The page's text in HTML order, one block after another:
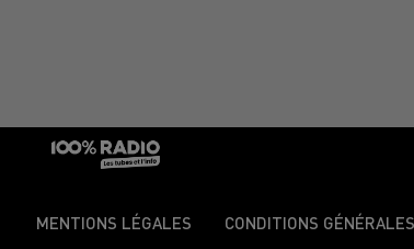
MENTIONS LÉGALES CONDITIONS